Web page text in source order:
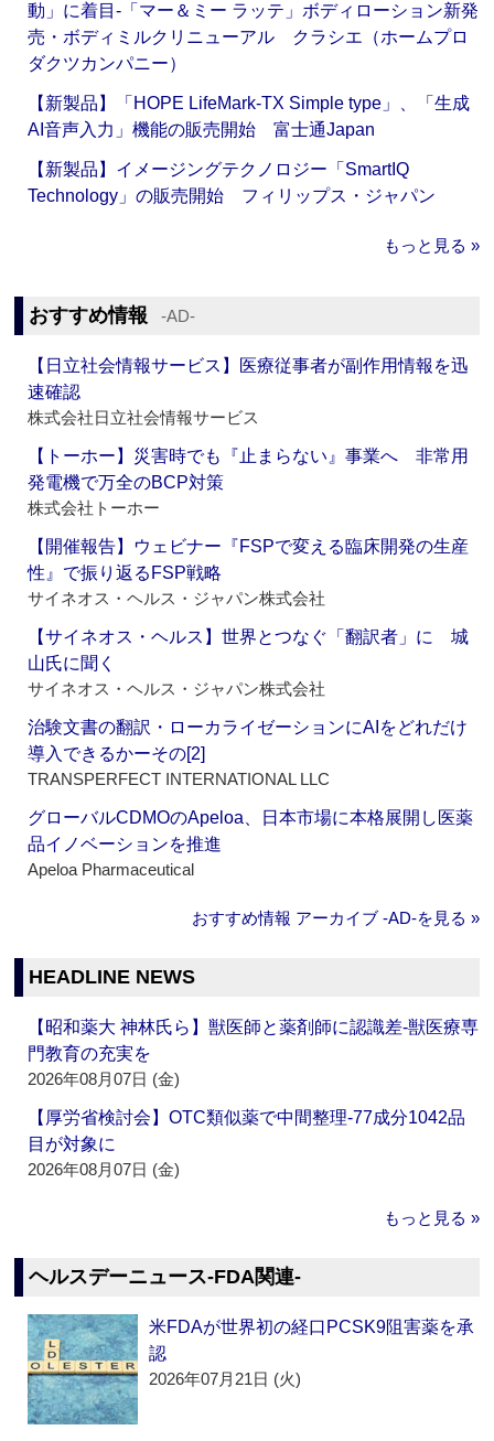
動」に着目‐「マー＆ミー ラッテ」ボディローション新発
売・ボディミルクリニューアル クラシエ（ホームプロ
ダクツカンパニー）
【新製品】「HOPE LifeMark-TX Simple type」、「生成
AI音声入力」機能の販売開始 富士通Japan
【新製品】イメージングテクノロジー「SmartIQ
Technology」の販売開始 フィリップス・ジャパン
もっと見る »
おすすめ情報 ‐AD‐
【日立社会情報サービス】医療従事者が副作用情報を迅
速確認
株式会社日立社会情報サービス
【トーホー】災害時でも『止まらない』事業へ 非常用
発電機で万全のBCP対策
株式会社トーホー
【開催報告】ウェビナー『FSPで変える臨床開発の生産
性』で振り返るFSP戦略
サイネオス・ヘルス・ジャパン株式会社
【サイネオス・ヘルス】世界とつなぐ「翻訳者」に 城
山氏に聞く
サイネオス・ヘルス・ジャパン株式会社
治験文書の翻訳・ローカライゼーションにAIをどれだけ
導入できるかーその[2]
TRANSPERFECT INTERNATIONAL LLC
グローバルCDMOのApeloa、日本市場に本格展開し医薬
品イノベーションを推進
Apeloa Pharmaceutical
おすすめ情報 アーカイブ ‐AD‐を見る »
HEADLINE NEWS
【昭和薬大 神林氏ら】獣医師と薬剤師に認識差‐獣医療専
門教育の充実を
2026年08月07日 (金)
【厚労省検討会】OTC類似薬で中間整理‐77成分1042品
目が対象に
2026年08月07日 (金)
もっと見る »
ヘルスデーニュース‐FDA関連‐
米FDAが世界初の経口PCSK9阻害薬を承
認
2026年07月21日 (火)